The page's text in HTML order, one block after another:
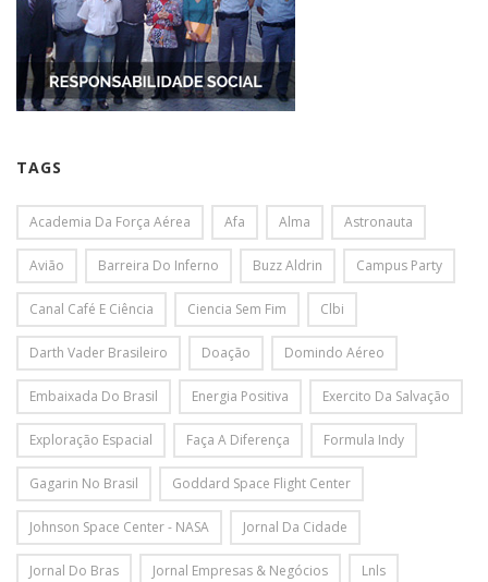
TAGS
Academia Da Força Aérea Afa Alma Astronauta
Avião Barreira Do Inferno Buzz Aldrin Campus Party
Canal Café E Ciência Ciencia Sem Fim Clbi
Darth Vader Brasileiro Doação Domindo Aéreo
Embaixada Do Brasil Energia Positiva Exercito Da Salvação
Exploração Espacial Faça A Diferença Formula Indy
Gagarin No Brasil Goddard Space Flight Center
Johnson Space Center - NASA Jornal Da Cidade
Jornal Do Bras Jornal Empresas & Negócios Lnls